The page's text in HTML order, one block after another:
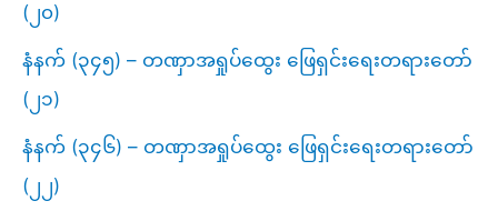
(၂၀)
နံနက် (၃၄၅) – တဏှာအရှုပ်ထွေး ဖြေရှင်းရေးတရားတော်
(၂၁)
နံနက် (၃၄၆) – တဏှာအရှုပ်ထွေး ဖြေရှင်းရေးတရားတော်
(၂၂)